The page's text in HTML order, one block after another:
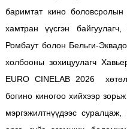
баримтат кино
хамтран үүсгэн
Ромбаут болон Бельги-
холбооны зохицуулагч
EURO CINELAB 2026
богино киногоо хийхээр
мэргэжилтнүүдээс